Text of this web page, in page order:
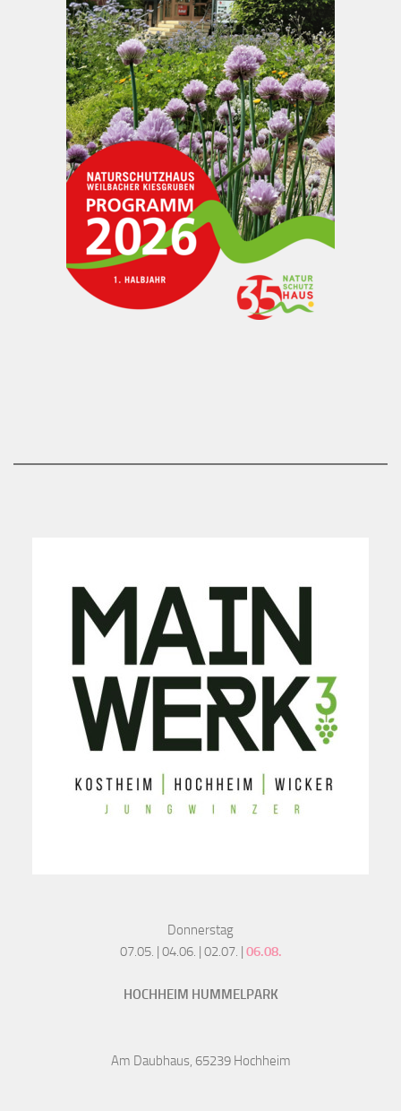
Donnerstag
07.05. | 04.06. | 02.07. | 06.08.
HOCHHEIM HUMMELPARK
Am Daubhaus, 65239 Hochheim